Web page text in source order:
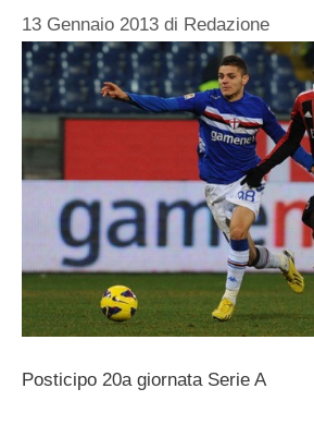
13 Gennaio 2013 di Redazione
Posticipo 20a giornata Serie A